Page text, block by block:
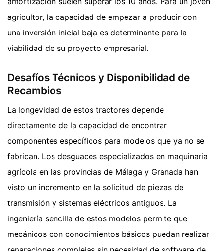
agricultor, la capacidad de empezar a producir con
una inversión inicial baja es determinante para la
viabilidad de su proyecto empresarial.
Desafíos Técnicos y Disponibilidad de
Recambios
La longevidad de estos tractores depende
directamente de la capacidad de encontrar
componentes específicos para modelos que ya no se
fabrican. Los desguaces especializados en maquinaria
agrícola en las provincias de Málaga y Granada han
visto un incremento en la solicitud de piezas de
transmisión y sistemas eléctricos antiguos. La
ingeniería sencilla de estos modelos permite que
mecánicos con conocimientos básicos puedan realizar